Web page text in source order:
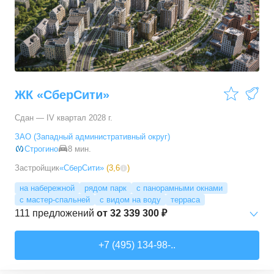
3-комн. кв. от17 498 090 ₽
76,45–81,28м² 11 предложений
4-комн. кв. от24 367 690 ₽
ЖК «СберСити»
Сдан — IV квартал 2028 г.
ЗАО (Западный административный округ)
Строгино
8 мин.
Застройщик«СберСити» (3,6 )
на набережной рядом парк
с панорамными окнами
с мастер-спальней
с видом на воду терраса
111 предложений от 32 339 300 ₽
+7 (495) 134-98-..